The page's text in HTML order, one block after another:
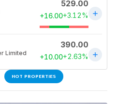
HOT PROPERTIES